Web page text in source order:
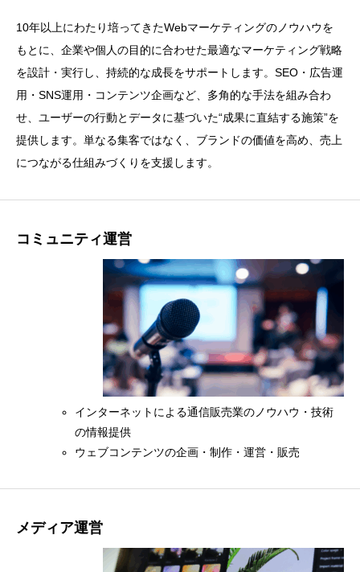
10年以上にわたり培ってきたWebマーケティングのノウハウを
もとに、企業や個人の目的に合わせた最適なマーケティング戦略
を設計・実行し、持続的な成長をサポートします。SEO・広告運
用・SNS運用・コンテンツ企画など、多角的な手法を組み合わ
せ、ユーザーの行動とデータに基づいた“成果に直結する施策”を
提供します。単なる集客ではなく、ブランドの価値を高め、売上
につながる仕組みづくりを支援します。
コミュニティ運営
インターネットによる通信販売業のノウハウ・技術
の情報提供
ウェブコンテンツの企画・制作・運営・販売
メディア運営